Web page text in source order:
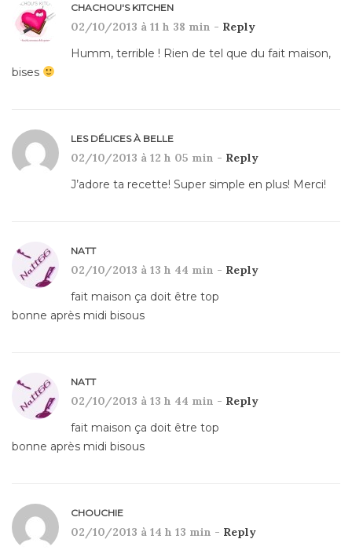
CHACHOU'S KITCHEN
02/10/2013 à 11 h 38 min - Reply
Humm, terrible ! Rien de tel que du fait maison,
bises
LES DÉLICES À BELLE
02/10/2013 à 12 h 05 min - Reply
J’adore ta recette! Super simple en plus! Merci!
NATT
02/10/2013 à 13 h 44 min - Reply
fait maison ça doit être top
bonne après midi bisous
NATT
02/10/2013 à 13 h 44 min - Reply
fait maison ça doit être top
bonne après midi bisous
CHOUCHIE
02/10/2013 à 14 h 13 min - Reply